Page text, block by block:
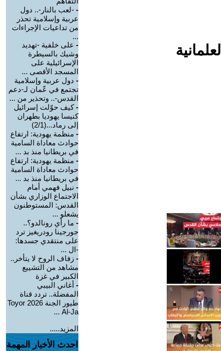
- -لعب بالنار-.. دول
عربية وإسلامية تحذر
من تداعيات الإجراءات
...
- على خلفية -تهديد
وشيك بالسيطرة
الإسرائيلية على
المسجد الأقصى ...
- دول عربية وإسلامية
تجتمع في عّمان لـ-دعم
القدس-.. وتحذير من ...
-كيف حوّلت إسرائيل
كنيسا يهوديا بطهران
إلى رماد...(2/1)
- منظمة يهودية: ارتفاع
حوادث معاداة السامية
في بريطانيا منذ بد ...
- منظمة يهودية: ارتفاع
حوادث معاداة السامية
في بريطانيا منذ بد ...
- نبيل فهمي أمام
الاجتماع الوزاري بشأن
القدس: المستوطنون
يشعلو ...
- ما رأي رونالدو؟..
جورجينا رودريغيز ترد
على منتقدي جسدها:
-ال ...
- زفاف الروح لا يتأخر..
مشاهد من التشييع
الكبير في غزة
- أغاني البيبي
المفضلة.. تردد قناة
طيور الجنة 2026 Toyor
Al-Ja ...
المزيد.....
احدث الأخبار المهمة